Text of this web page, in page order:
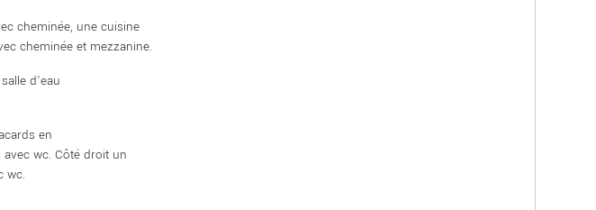
cheminée, une cuisine
cheminée et mezzanine.
d'eau
en
wc. Côté droit un
wc.